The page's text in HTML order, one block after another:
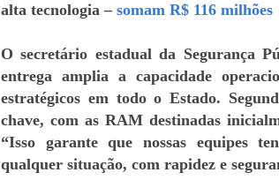
alta tecnologia – somam R$ 116 milhões
O secretário estadual da Segurança
entrega amplia a capacidade
estratégicos em todo o Estado.
chave, com as RAM destinadas
“Isso garante que nossas equipes
qualquer situação, com rapidez e